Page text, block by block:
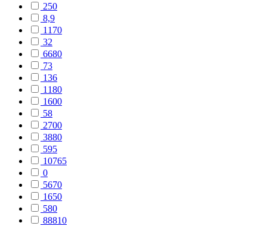
250
8,9
1170
32
6680
73
136
1180
1600
58
2700
3880
595
10765
0
5670
1650
580
88810